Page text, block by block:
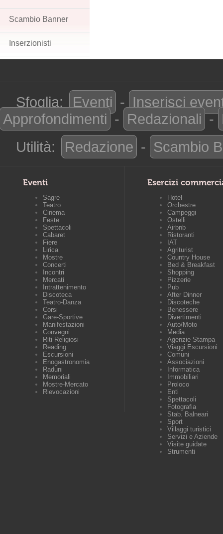
Scambio Banner
Inserzionisti
Sfoglia: Eventi - Inserisci
Approfondimenti - Redazionali -
Utilità:
Redazione - Scambio
Eventi
Sagre
Teatro
Cinema
Feste
Spettacoli
Cabaret
Fiere
Lirica
Mostre
Concerti
Incontri
Mercati
Intrattenimento
Discoteca
Teatro-Danza
Corsi
Gare-Sportive
Manifestazioni
Convegni
Riti-Religiosi
Reading
Escursioni
Enogastronomia
Raduni
Memoriali
Mostre-Mercato
Rievocazioni
Esercizi
Hotel
Orchestre
Campeggi
Ostelli
Airbnb
Ristoranti
IAT
Agriturist
Country House
Bed & Breakfast
Shopping
Pizzerie
Pub
After Dinner
Discoteche
Benessere
Divertimenti
Auto/Moto
Media
Agenzie Stampa
Viaggi Escursioni
Comuni
Associazioni
Informatica
Immobiliari
Proloco
Enti
Spettacoli
Fotografia
Stab. Balneari
Sport
Villaggi turistici
Servizi e Aziende
Visite guidate
Strumenti